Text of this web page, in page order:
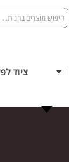
ציוד